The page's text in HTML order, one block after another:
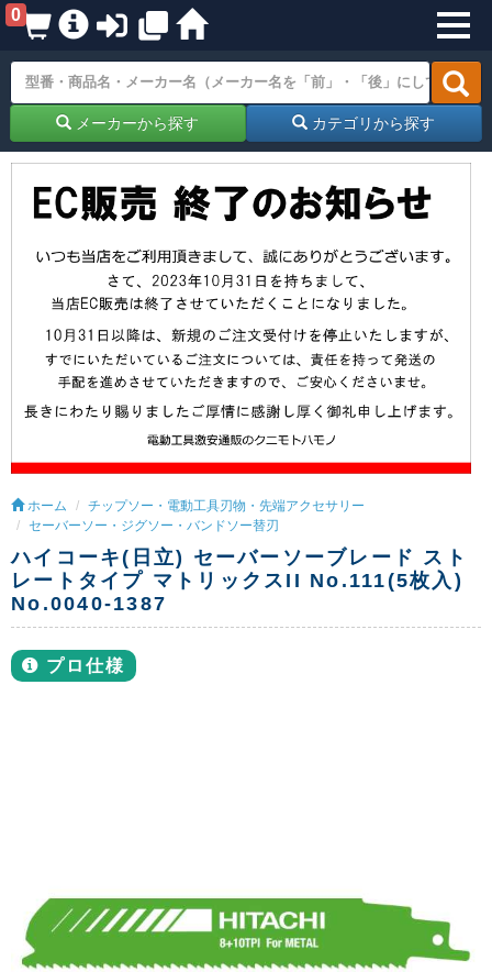
0
メーカーから探す カテゴリから探す
ホーム
チップソー・電動工具刃物・先端アクセサリー
セーバーソー・ジグソー・バンドソー替刃
ハイコーキ(日立) セーバーソーブレード スト
レートタイプ マトリックスII No.111(5枚入)
No.0040-1387
プロ仕様